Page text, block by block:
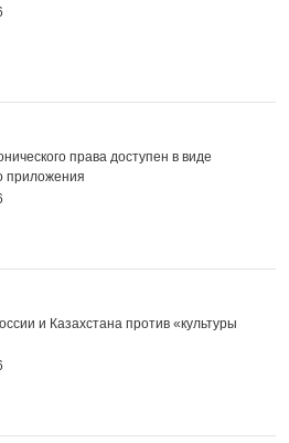
права доступен в виде
приложения
и Казахстана против «культуры